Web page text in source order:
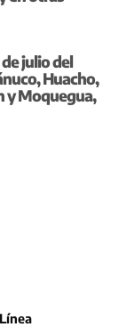
julio del
Huacho,
y Moquegua,